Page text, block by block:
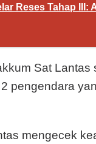
Reses Tahap III:
Sat Lantas
pengendara
mengecek